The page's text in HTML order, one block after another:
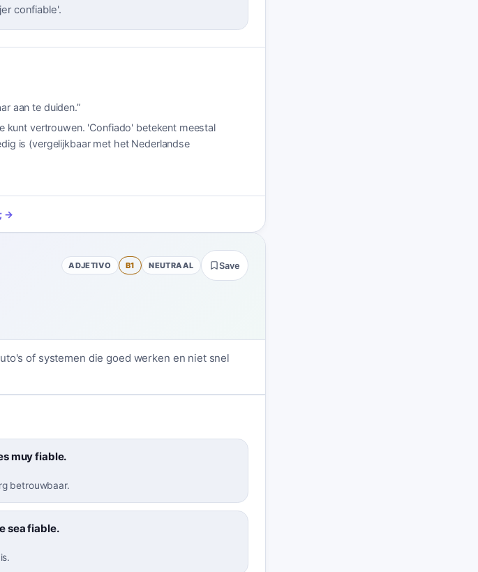
confiable'.
aan te duiden.”
kunt vertrouwen. 'Confiado' betekent meestal
is (vergelijkbaar met het Nederlandse
→
ADJETIVO B1 NEUTRAAL Save
of systemen die goed werken en niet snel
muy fiable.
betrouwbaar.
sea fiable.